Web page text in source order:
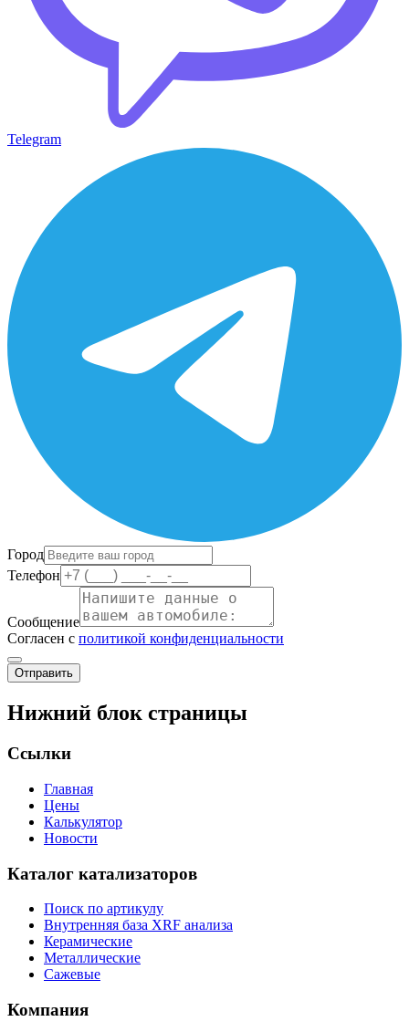
Telegram
Город
Телефон
Сообщение
Согласен с политикой конфиденциальности
Отправить
Нижний блок страницы
Ссылки
Главная
Цены
Калькулятор
Новости
Каталог катализаторов
Поиск по артикулу
Внутренняя база XRF анализа
Керамические
Металлические
Сажевые
Компания